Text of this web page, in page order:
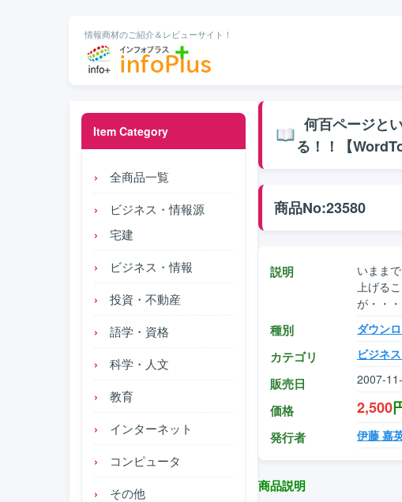
情報商材のご紹介＆レビューサイト！
Item Category
全商品一覧
ビジネス・情報源
宅建
ビジネス・情報
投資・不動産
語学・資格
科学・人文
教育
インターネット
コンピュータ
その他
何百ページと
る！！【
商品No:23580
説明
いまま
上げる
が・・・
種別 ダウン
カテゴリ ビジネ
販売日 2007-
価格 2,500
発行者 伊藤 嘉
商品説明